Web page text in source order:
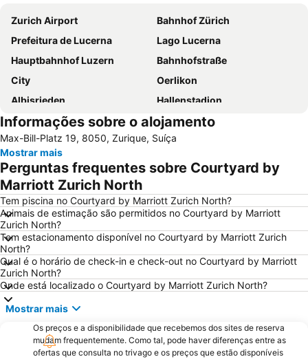
Zurich Airport
Bahnhof Zürich
Prefeitura de Lucerna
Lago Lucerna
Hauptbahnhof Luzern
Bahnhofstraße
City
Oerlikon
Albisrieden
Hallenstadion
City Train
Enge
Zollikon Train Station
Luzerner Fasnacht
Unterstrass
Stadthaus
Lucerne Festival in Summer
Langstrasse
Stadion Letzigrund
Rathaus Zürich
Altstetten
Rheinfall
Niederdorf und Oberdorf
Opernhaus
Leimbach
Wipkingen
Lindenhof
Street Parade
Lake Lucerne
Informações sobre o alojamento
Max-Bill-Platz 19, 8050, Zurique, Suíça
Mostrar mais
Perguntas frequentes sobre Courtyard by
Marriott Zurich North
Tem piscina no Courtyard by Marriott Zurich North?
Animais de estimação são permitidos no Courtyard by Marriott
Zurich North?
Tem estacionamento disponível no Courtyard by Marriott Zurich
North?
Qual é o horário de check-in e check-out no Courtyard by Marriott
Zurich North?
Onde está localizado o Courtyard by Marriott Zurich North?
Mostrar mais
Os preços e a disponibilidade que recebemos dos sites de reserva
mudam frequentemente. Como tal, pode haver diferenças entre as
ofertas que consulta no trivago e os preços que estão disponíveis